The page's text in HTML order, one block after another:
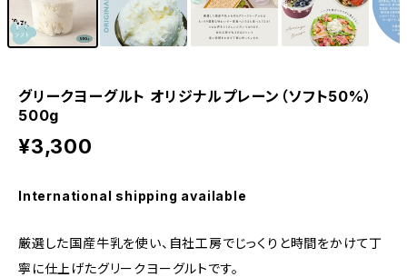
グリークヨーグルト オリジナルプレーン（ソフト50%）
500g
¥3,300
International shipping available
厳選した国産牛乳を使い、自社工房でじっくりと時間をかけて丁
寧に仕上げたグリークヨーグルトです。